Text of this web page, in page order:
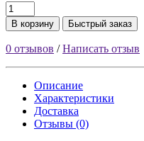
В корзину Быстрый заказ
0 отзывов /Написать отзыв
Описание
Характеристики
Доставка
Отзывы (0)